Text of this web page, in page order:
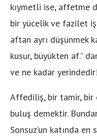
kıymetli ise, affetme
bir yücelik ve fazilet
aftan ayrı düşünmek
kusur, büyükten af.”
ve ne kadar yerindedir!
Affediliş, bir tamir, bir
buluş demektir.
Sonsuz’un katında